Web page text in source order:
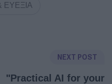
ΕΥΕΞΙΑ
NEXT POST
"Practical AI for your